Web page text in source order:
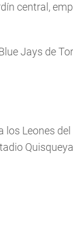
central,
Jays de
los Leones